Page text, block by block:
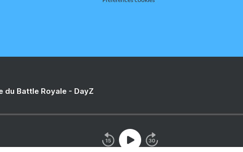
du Battle Royale - DayZ